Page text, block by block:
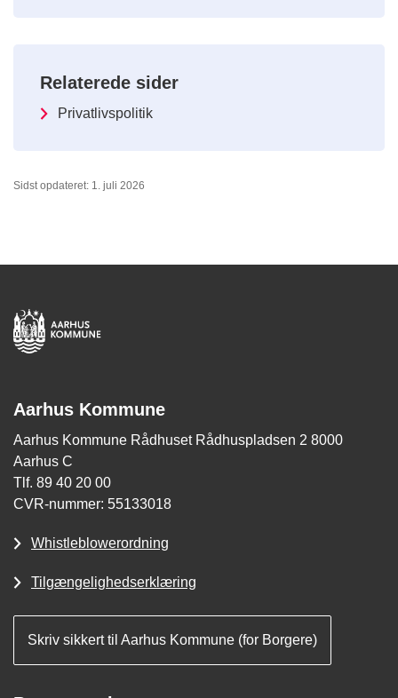
Relaterede sider
Privatlivspolitik
Sidst opdateret: 1. juli 2026
Aarhus Kommune
Aarhus Kommune Rådhuset Rådhuspladsen 2 8000
Aarhus C
Tlf. 89 40 20 00
CVR-nummer: 55133018
Whistleblowerordning
Tilgængelighedserklæring
Skriv sikkert til Aarhus Kommune (for Borgere)